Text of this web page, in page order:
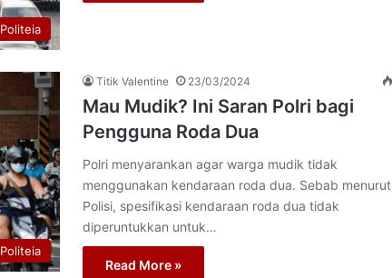
Politeia
Politeia
Titik Valentine 23/03/2024
Mau Mudik? Ini Saran Polri bagi
Pengguna Roda Dua
Polri menyarankan agar warga mudik tidak
menggunakan kendaraan roda dua. Sebab menurut
Polisi, spesifikasi kendaraan roda dua tidak
diperuntukkan untuk…
Read More »